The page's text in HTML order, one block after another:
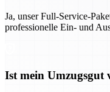
Ja, unser Full-Service-
professionelle Ein- und
Ist mein Umzugsgut